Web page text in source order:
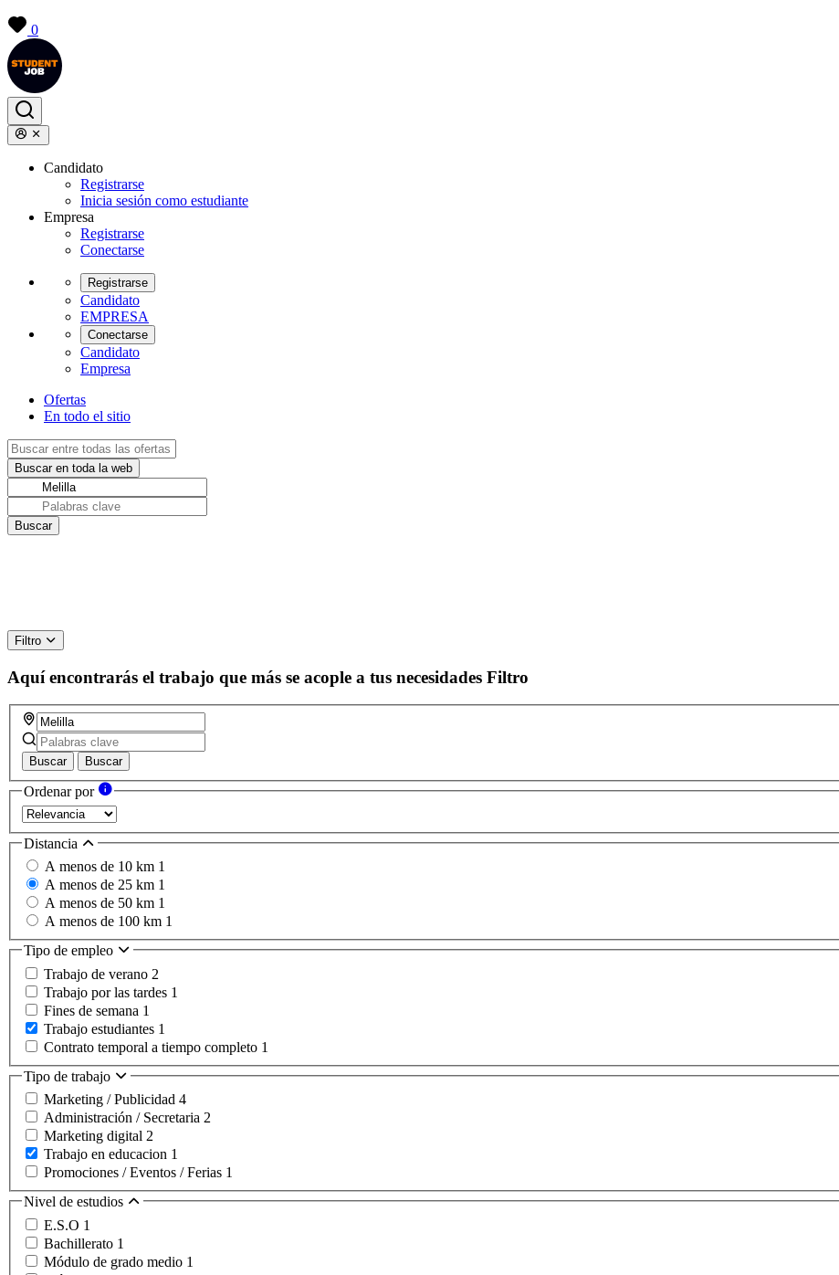
0
Candidato
Registrarse
Inicia sesión como estudiante
Empresa
Registrarse
Conectarse
Registrarse
Candidato
EMPRESA
Conectarse
Candidato
Empresa
Ofertas
En todo el sitio
Filtro
Aquí encontrarás el trabajo que más se acople a tus necesidades Filtro
Buscar Buscar
Ordenar por
Distancia
A menos de 10 km 1
A menos de 25 km 1
A menos de 50 km 1
A menos de 100 km 1
Tipo de empleo
Trabajo de verano 2
Trabajo por las tardes 1
Fines de semana 1
Trabajo estudiantes 1
Contrato temporal a tiempo completo 1
Tipo de trabajo
Marketing / Publicidad 4
Administración / Secretaria 2
Marketing digital 2
Trabajo en educacion 1
Promociones / Eventos / Ferias 1
Nivel de estudios
E.S.O 1
Bachillerato 1
Módulo de grado medio 1